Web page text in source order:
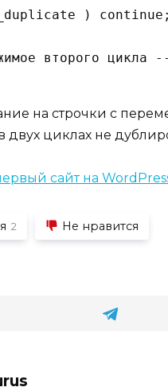
) continue;
второго цикла
на строчки с
двух циклах не
2 Не нравится